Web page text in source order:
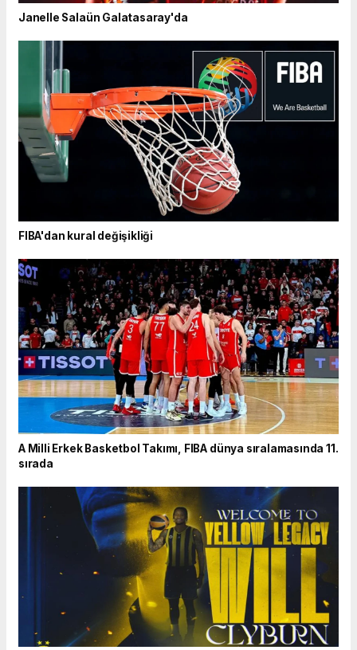
Janelle Salaün Galatasaray'da
FIBA'dan kural değişikliği
A Milli Erkek Basketbol Takımı, FIBA dünya sıralamasında 11.
sırada